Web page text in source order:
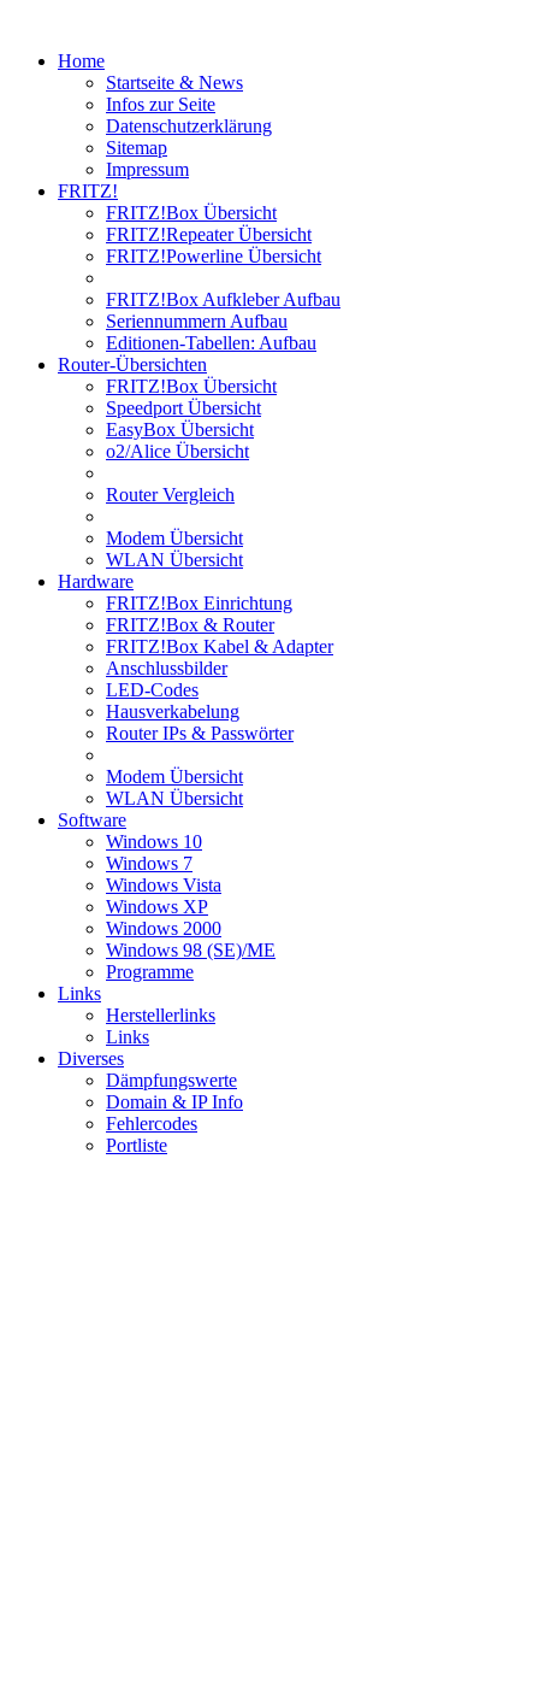
Home
Startseite & News
Infos zur Seite
Datenschutzerklärung
Sitemap
Impressum
FRITZ!
FRITZ!Box Übersicht
FRITZ!Repeater Übersicht
FRITZ!Powerline Übersicht
FRITZ!Box Aufkleber Aufbau
Seriennummern Aufbau
Editionen-Tabellen: Aufbau
Router-Übersichten
FRITZ!Box Übersicht
Speedport Übersicht
EasyBox Übersicht
o2/Alice Übersicht
Router Vergleich
Modem Übersicht
WLAN Übersicht
Hardware
FRITZ!Box Einrichtung
FRITZ!Box & Router
FRITZ!Box Kabel & Adapter
Anschlussbilder
LED-Codes
Hausverkabelung
Router IPs & Passwörter
Modem Übersicht
WLAN Übersicht
Software
Windows 10
Windows 7
Windows Vista
Windows XP
Windows 2000
Windows 98 (SE)/ME
Programme
Links
Herstellerlinks
Links
Diverses
Dämpfungswerte
Domain & IP Info
Fehlercodes
Portliste